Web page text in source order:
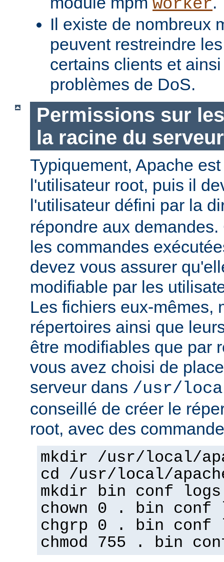
worker
Il existe de nombreux
peuvent restreindre
certains clients et
problèmes de DoS.
Permissions sur
la racine du serveur
Typiquement, Apache
l'utilisateur root, puis il
l'utilisateur défini par la
répondre aux
les commandes
devez vous assurer
modifiable par les
Les fichiers eux-mêmes,
répertoires ainsi que
être modifiables que par
vous avez choisi de
serveur dans /usr/
conseillé de créer le
root, avec des
mkdir /usr/local/
cd /usr/local/
mkdir bin conf logs
chown 0 . bin conf
chgrp 0 . bin conf
chmod 755 . bin